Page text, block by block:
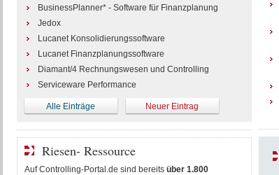
BusinessPlanner* - Software für Finanzplanung
Jedox
Lucanet Konsolidierungssoftware
Lucanet Finanzplanungssoftware
Diamant/4 Rechnungswesen und Controlling
Serviceware Performance
Alle Einträge Neuer Eintrag
Riesen- Ressource
Auf Controlling-Portal.de sind bereits über 1.800